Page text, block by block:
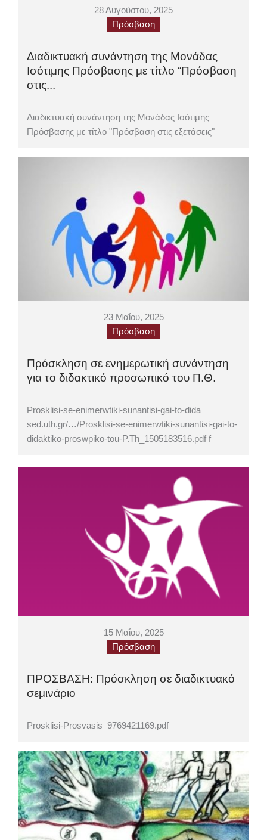
28 Αυγούστου, 2025
Πρόσβαση
Διαδικτυακή συνάντηση της Μονάδας
Ισότιμης Πρόσβασης με τίτλο “Πρόσβαση
στις...
Διαδικτυακή συνάντηση της Μονάδας Ισότιμης
Πρόσβασης με τίτλο "Πρόσβαση στις εξετάσεις"
23 Μαΐου, 2025
Πρόσβαση
Πρόσκληση σε ενημερωτική συνάντηση
για το διδακτικό προσωπικό του Π.Θ.
Prosklisi-se-enimerwtiki-sunantisi-gai-to-dida
sed.uth.gr/…/Prosklisi-se-enimerwtiki-sunantisi-gai-to-
didaktiko-proswpiko-tou-P.Th_1505183516.pdf f
15 Μαΐου, 2025
Πρόσβαση
ΠΡΟΣΒΑΣΗ: Πρόσκληση σε διαδικτυακό
σεμινάριο
Prosklisi-Prosvasis_9769421169.pdf